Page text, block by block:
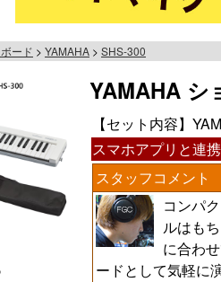
ード YAMAHA SHS-300
YAMAHA シ
【セット内容】
スマホアプリと連
スタッフコメント
コンパ
ルはも
に合わ
ードとして気軽に